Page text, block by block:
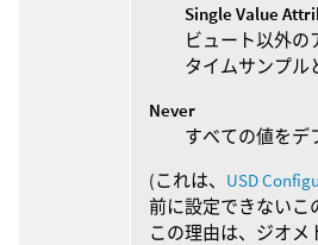
Single Value
ビュート以外の
タイムサンプル
Never
すべての値をデ
(これは、 USD
前に設定できないこ
この理由は、ジオ